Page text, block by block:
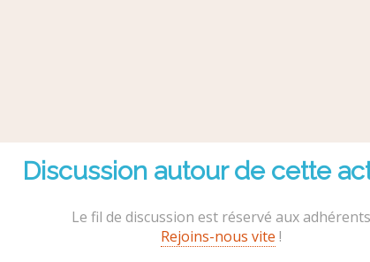
Discussion autour de cette
Le fil de discussion est réservé aux adhérents
Rejoins-nous vite !